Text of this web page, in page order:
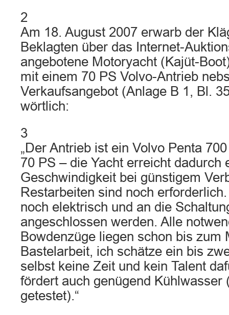
2
Am 18. August 2007 erwarb der
Beklagten über das Internet-
angebotene Motoryacht (Kajüt-
mit einem 70 PS Volvo-Antrieb
Verkaufsangebot (Anlage B 1, Bl.
wörtlich:
3
„Der Antrieb ist ein Volvo Penta
70 PS – die Yacht erreicht dadurch
Geschwindigkeit bei günstigem
Restarbeiten sind noch
noch elektrisch und an die
angeschlossen werden. Alle
Bowdenzüge liegen schon bis zum
Bastelarbeit, ich schätze ein bis
selbst keine Zeit und kein Talent
fördert auch genügend Kühlwasser
getestet).“